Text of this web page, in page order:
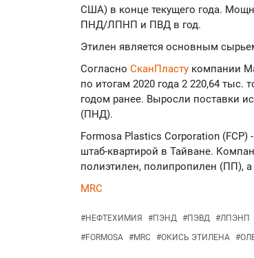
США) в конце текущего года.
ПНД/ЛПНП и ПВД в год.
Этилен является основным
Согласно СканПласту компании
по итогам 2020 года 2 220,64 тыс.
годом ранее. Выросли поставки
(ПНД).
Formosa Plastics Corporation
штаб-квартирой в Тайване.
полиэтилен, полипропилен (ПП),
MRC
#НЕФТЕХИМИЯ #ПЭНД #ПЭВД #ЛПЭНП
#FORMOSA #MRC #ОКИСЬ ЭТИЛЕНА #